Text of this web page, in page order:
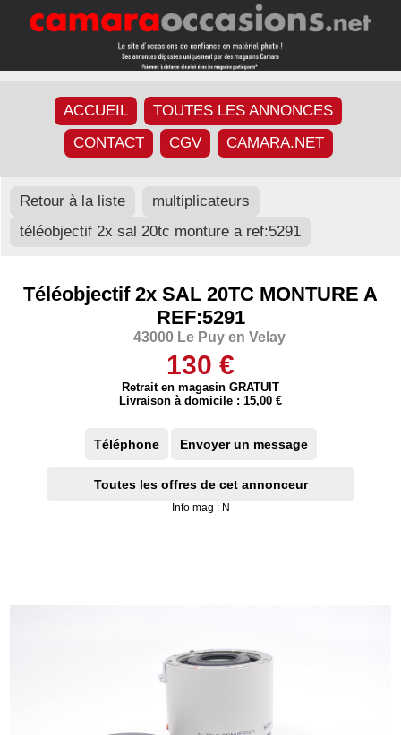
ACCUEIL
TOUTES LES ANNONCES
CONTACT
CGV CAMARA.NET
Retour à la liste
multiplicateurs
téléobjectif 2x sal 20tc monture a ref:5291
Téléobjectif 2x SAL 20TC MONTURE A
REF:5291
43000 Le Puy en Velay
130 €
Retrait en magasin GRATUIT
Livraison à domicile : 15,00 €
Téléphone Envoyer un message
Toutes les offres de cet annonceur
Info mag : N